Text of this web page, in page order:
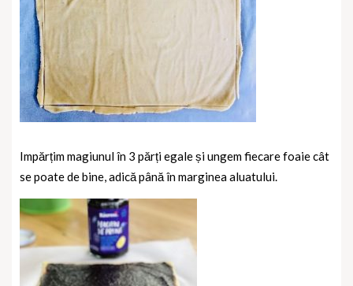
Impărțim magiunul în 3 părți egale și ungem fiecare foaie cât
se poate de bine, adică până în marginea aluatului.